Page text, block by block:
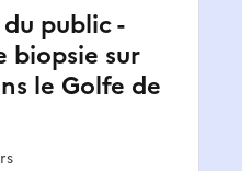
public -
biopsie sur
le Golfe de